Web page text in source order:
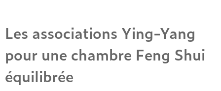
Les associations Ying-Yang
pour une chambre Feng Shui
équilibrée